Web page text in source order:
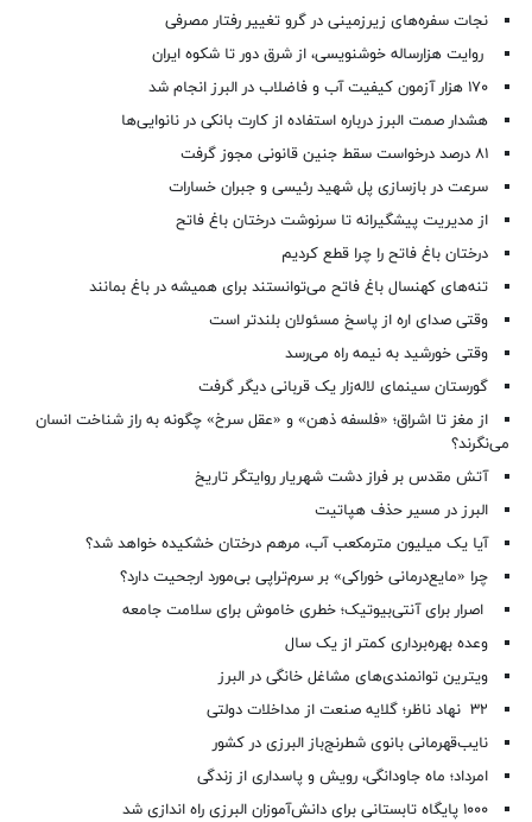
نجات سفره‌های زیرزمینی در گرو تغییر رفتار مصرفی
روایت هزارساله خوشنویسی، از شرق دور تا شکوه ایران
۱۷۰ هزار آزمون کیفیت آب و فاضلاب در البرز انجام شد
هشدار صمت البرز درباره استفاده از کارت بانکی در نانوایی‌ها
۸۱ درصد درخواست‌ سقط جنین قانونی مجوز گرفت
سرعت در بازسازی پل شهید رئیسی و جبران خسارات
از مدیریت پیشگیرانه تا سرنوشت درختان باغ فاتح
درختان باغ فاتح را چرا قطع کردیم
تنه‌های کهنسال باغ فاتح می‌توانستند برای همیشه در باغ بمانند
وقتی صدای اره از پاسخ مسئولان بلندتر است
وقتی خورشید به نیمه راه می‌رسد
گورستان سینمای لاله‌زار یک قربانی دیگر گرفت
از مغز تا اشراق؛ «فلسفه ذهن» و «عقل سرخ» چگونه به راز شناخت انسان
می‌نگرند؟
آتش مقدس بر فراز دشت شهریار روایتگر تاریخ
البرز در مسیر حذف هپاتیت
آیا یک میلیون مترمکعب آب، مرهم درختان خشکیده خواهد شد؟
چرا «مایع‌درمانی خوراکی» بر سرم‌تراپی بی‌مورد ارجحیت دارد؟
اصرار برای آنتی‌بیوتیک؛ خطری خاموش برای سلامت جامعه
وعده بهره‌برداری کمتر از یک سال
ویترین توانمندی‌های مشاغل خانگی در البرز
۳۲ نهاد ناظر؛ گلایه صنعت از مداخلات دولتی
نایب‌قهرمانی بانوی شطرنج‌باز البرزی در کشور
امرداد؛ ماه جاودانگی، رویش و پاسداری از زندگی
۱۰۰۰ پایگاه تابستانی برای دانش‌آموزان البرزی راه اندازی شد